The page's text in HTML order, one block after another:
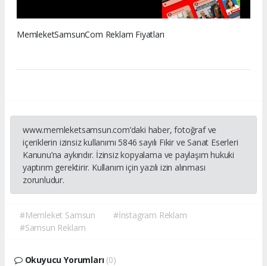
MemleketSamsunCom Reklam Fiyatları
www.memleketsamsun.com’daki haber, fotoğraf ve
içeriklerin izinsiz kullanımı 5846 sayılı Fikir ve Sanat Eserleri
Kanunu’na aykırıdır. İzinsiz kopyalama ve paylaşım hukuki
yaptırım gerektirir. Kullanım için yazılı izin alınması
zorunludur.
#Memleket Samsun
#İnstagram Reklam
#Samsun Reklam
Okuyucu Yorumları (0)